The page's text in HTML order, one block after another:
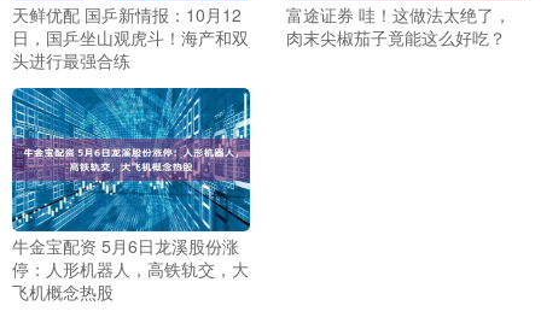
天鲜优配 国乒新情报：10月12
日，国乒坐山观虎斗！海产和双
头进行最强合练
富途证券 哇！这做法太绝了，
肉末尖椒茄子竟能这么好吃？
牛金宝配资 5月6日龙溪股份涨
停：人形机器人，高铁轨交，大
飞机概念热股